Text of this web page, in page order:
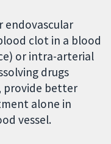
endovascular
clot in a blood
or intra-arterial
drugs
provide better
alone in
vessel.